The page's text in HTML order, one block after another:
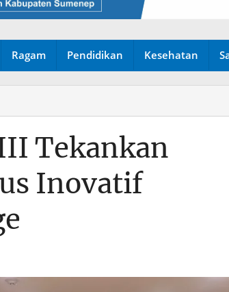
Ragam Pendidikan Kesehatan
Tekankan
Inovatif